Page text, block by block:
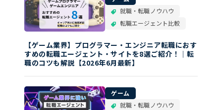
就職・転職ノウハウ
転職エージェント比較
【ゲーム業界】プログラマー・エンジニア転職におす
すめの転職エージェント・サイトを8選ご紹介！｜転
職のコツも解説【2026年6月最新】
ゲーム
就職・転職ノウハウ